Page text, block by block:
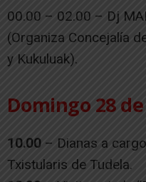
00.00 – 02.00 – Dj
(Organiza Concejalía
y Kukuluak).
Domingo 28
10.00 – Dianas a
Txistularis de Tudela.